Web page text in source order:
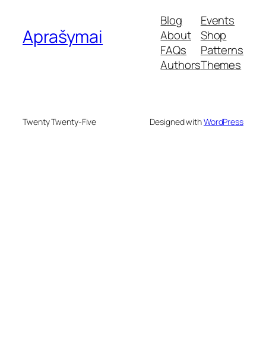
Aprašymai
Blog
About
FAQs
Authors
Events
Shop
Patterns
Themes
Twenty Twenty-Five Designed withWordPress